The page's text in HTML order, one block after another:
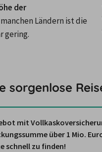
der
Ländern ist die
sorgenlose
mit
über 1 Mio.
schnell zu finden!